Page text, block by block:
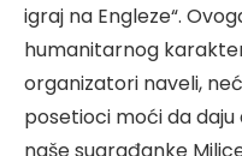
igraj na Engleze“.
humanitarnog
organizatori naveli,
posetioci moći da